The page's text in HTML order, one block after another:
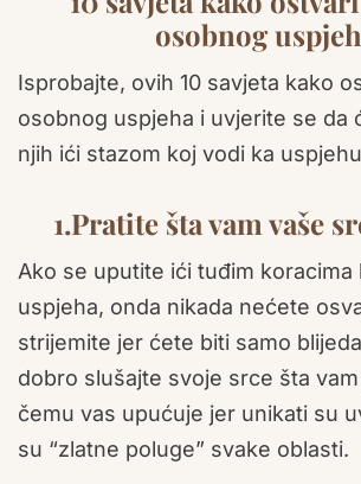
osobnog
Isprobajte, ovih 10 savjeta kako
osobnog uspjeha i uvjerite se da
njih ići stazom koj vodi ka
1.Pratite šta vam vaše
Ako se uputite ići tuđim koracima
uspjeha, onda nikada nećete
strijemite jer ćete biti samo
dobro slušajte svoje srce šta
čemu vas upućuje jer unikati su
su “zlatne poluge” svake oblasti.